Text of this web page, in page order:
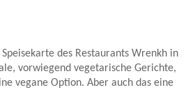
des Restaurants Wrenkh in
vorwiegend vegetarische Gerichte,
vegane Option. Aber auch das eine